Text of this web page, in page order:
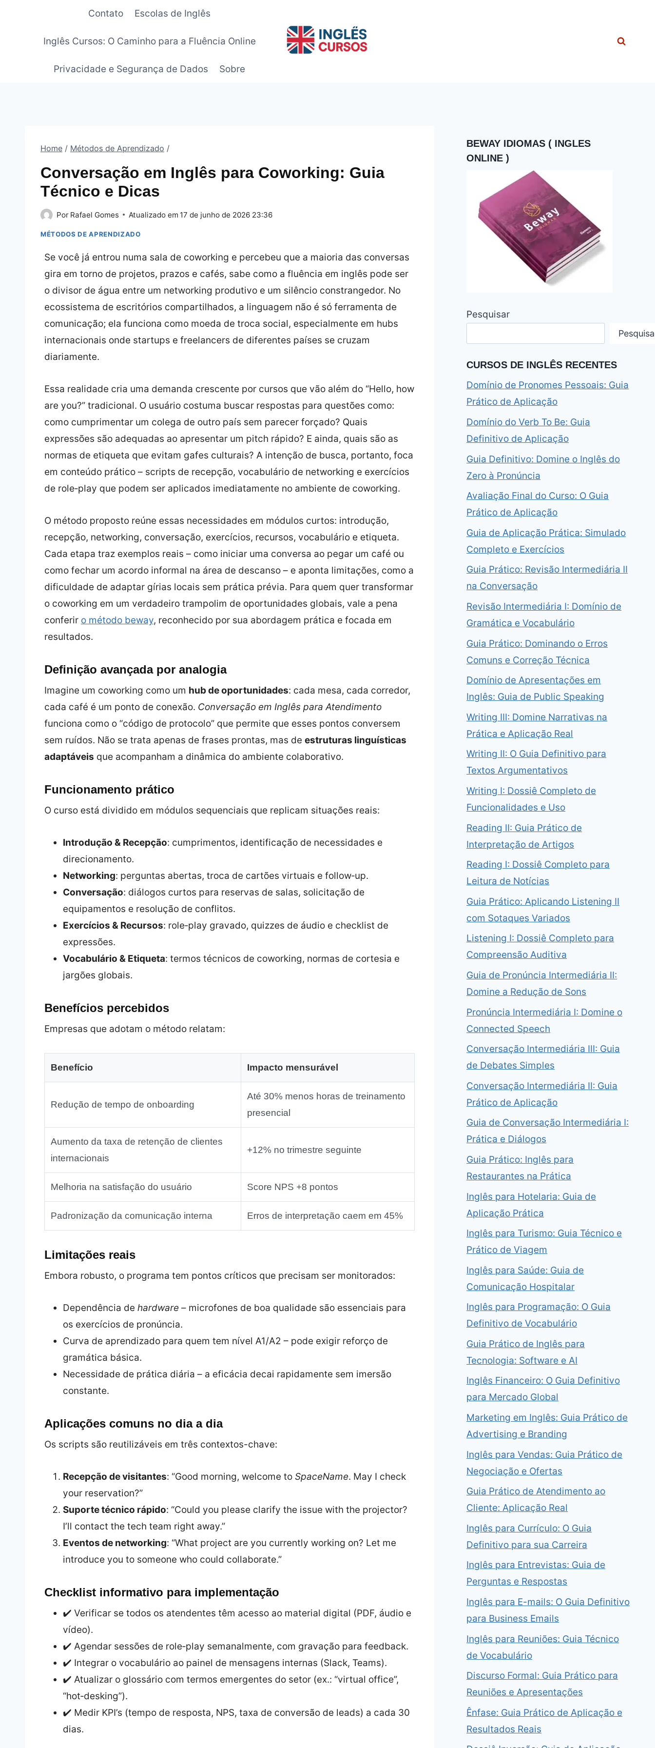
Contato Escolas de Inglês
Inglês Cursos: O Caminho para a Fluência Online
Privacidade e Segurança de Dados Sobre
Home / Métodos de Aprendizado /
Conversação em Inglês para Coworking: Guia
Técnico e Dicas
Por Rafael Gomes Atualizado em 17 de junho de 2026 23:36
MÉTODOS DE APRENDIZADO
Se você já entrou numa sala de coworking e percebeu que a maioria das conversas
gira em torno de projetos, prazos e cafés, sabe como a fluência em inglês pode ser
o divisor de água entre um networking produtivo e um silêncio constrangedor. No
ecossistema de escritórios compartilhados, a linguagem não é só ferramenta de
comunicação; ela funciona como moeda de troca social, especialmente em hubs
internacionais onde startups e freelancers de diferentes países se cruzam
diariamente.
Essa realidade cria uma demanda crescente por cursos que vão além do “Hello, how
are you?” tradicional. O usuário costuma buscar respostas para questões como:
como cumprimentar um colega de outro país sem parecer forçado? Quais
expressões são adequadas ao apresentar um pitch rápido? E ainda, quais são as
normas de etiqueta que evitam gafes culturais? A intenção de busca, portanto, foca
em conteúdo prático – scripts de recepção, vocabulário de networking e exercícios
de role‑play que podem ser aplicados imediatamente no ambiente de coworking.
O método proposto reúne essas necessidades em módulos curtos: introdução,
recepção, networking, conversação, exercícios, recursos, vocabulário e etiqueta.
Cada etapa traz exemplos reais – como iniciar uma conversa ao pegar um café ou
como fechar um acordo informal na área de descanso – e aponta limitações, como a
dificuldade de adaptar gírias locais sem prática prévia. Para quem quer transformar
o coworking em um verdadeiro trampolim de oportunidades globais, vale a pena
conferir o método beway, reconhecido por sua abordagem prática e focada em
resultados.
Definição avançada por analogia
Imagine um coworking como um hub de oportunidades: cada mesa, cada corredor,
cada café é um ponto de conexão. Conversação em Inglês para Atendimento
funciona como o “código de protocolo” que permite que esses pontos conversem
sem ruídos. Não se trata apenas de frases prontas, mas de estruturas linguísticas
adaptáveis que acompanham a dinâmica do ambiente colaborativo.
Funcionamento prático
O curso está dividido em módulos sequenciais que replicam situações reais:
Introdução & Recepção: cumprimentos, identificação de necessidades e
direcionamento.
Networking: perguntas abertas, troca de cartões virtuais e follow‑up.
Conversação: diálogos curtos para reservas de salas, solicitação de
equipamentos e resolução de conflitos.
Exercícios & Recursos: role‑play gravado, quizzes de áudio e checklist de
expressões.
Vocabulário & Etiqueta: termos técnicos de coworking, normas de cortesia e
jargões globais.
Benefícios percebidos
Empresas que adotam o método relatam:
Benefício Impacto mensurável
Redução de tempo de onboarding
Até 30% menos horas de treinamento
presencial
Aumento da taxa de retenção de clientes
internacionais
+12% no trimestre seguinte
Melhoria na satisfação do usuário Score NPS +8 pontos
Padronização da comunicação interna Erros de interpretação caem em 45%
Limitações reais
Embora robusto, o programa tem pontos críticos que precisam ser monitorados:
Dependência de hardware– microfones de boa qualidade são essenciais para
os exercícios de pronúncia.
Curva de aprendizado para quem tem nível A1/A2 – pode exigir reforço de
gramática básica.
Necessidade de prática diária – a eficácia decai rapidamente sem imersão
constante.
Aplicações comuns no dia a dia
Os scripts são reutilizáveis em três contextos-chave:
Recepção de visitantes: “Good morning, welcome to SpaceName. May I check
your reservation?”
Suporte técnico rápido: “Could you please clarify the issue with the projector?
I’ll contact the tech team right away.”
Eventos de networking: “What project are you currently working on? Let me
introduce you to someone who could collaborate.”
Checklist informativo para implementação
✔️ Verificar se todos os atendentes têm acesso ao material digital (PDF, áudio e
vídeo).
✔️ Agendar sessões de role‑play semanalmente, com gravação para feedback.
✔️ Integrar o vocabulário ao painel de mensagens internas (Slack, Teams).
✔️ Atualizar o glossário com termos emergentes do setor (ex.: “virtual office”,
“hot‑desking”).
✔️ Medir KPI’s (tempo de resposta, NPS, taxa de conversão de leads) a cada 30
dias.
BEWAY IDIOMAS ( INGLES
ONLINE )
Pesquisar
CURSOS DE INGLÊS RECENTES
Domínio de Pronomes Pessoais: Guia
Prático de Aplicação
Domínio do Verb To Be: Guia
Definitivo de Aplicação
Guia Definitivo: Domine o Inglês do
Zero à Pronúncia
Avaliação Final do Curso: O Guia
Prático de Aplicação
Guia de Aplicação Prática: Simulado
Completo e Exercícios
Guia Prático: Revisão Intermediária II
na Conversação
Revisão Intermediária I: Domínio de
Gramática e Vocabulário
Guia Prático: Dominando o Erros
Comuns e Correção Técnica
Domínio de Apresentações em
Inglês: Guia de Public Speaking
Writing III: Domine Narrativas na
Prática e Aplicação Real
Writing II: O Guia Definitivo para
Textos Argumentativos
Writing I: Dossiê Completo de
Funcionalidades e Uso
Reading II: Guia Prático de
Interpretação de Artigos
Reading I: Dossiê Completo para
Leitura de Notícias
Guia Prático: Aplicando Listening II
com Sotaques Variados
Listening I: Dossiê Completo para
Compreensão Auditiva
Guia de Pronúncia Intermediária II:
Domine a Redução de Sons
Pronúncia Intermediária I: Domine o
Connected Speech
Conversação Intermediária III: Guia
de Debates Simples
Conversação Intermediária II: Guia
Prático de Aplicação
Guia de Conversação Intermediária I:
Prática e Diálogos
Guia Prático: Inglês para
Restaurantes na Prática
Inglês para Hotelaria: Guia de
Aplicação Prática
Inglês para Turismo: Guia Técnico e
Prático de Viagem
Inglês para Saúde: Guia de
Comunicação Hospitalar
Inglês para Programação: O Guia
Definitivo de Vocabulário
Guia Prático de Inglês para
Tecnologia: Software e AI
Inglês Financeiro: O Guia Definitivo
para Mercado Global
Marketing em Inglês: Guia Prático de
Advertising e Branding
Inglês para Vendas: Guia Prático de
Negociação e Ofertas
Guia Prático de Atendimento ao
Cliente: Aplicação Real
Inglês para Currículo: O Guia
Definitivo para sua Carreira
Inglês para Entrevistas: Guia de
Perguntas e Respostas
Inglês para E-mails: O Guia Definitivo
para Business Emails
Inglês para Reuniões: Guia Técnico
de Vocabulário
Discurso Formal: Guia Prático para
Reuniões e Apresentações
Ênfase: Guia Prático de Aplicação e
Resultados Reais